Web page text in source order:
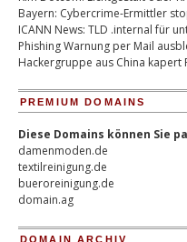
Bayern: Cybercrime-Ermittler
ICANN News: TLD .internal für
Phishing Warnung per Mail
Hackergruppe aus China kapert
PREMIUM DOMAINS
Diese Domains können Sie
damenmoden.de
textilreinigung.de
bueroreinigung.de
domain.ag
DOMAIN ARCHIV